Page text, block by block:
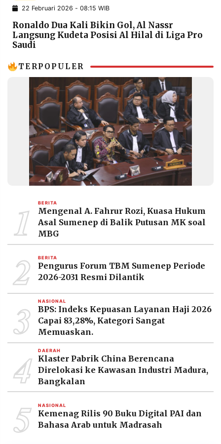
INFORMASI
IKLAN
KIRIM
PENGADUAN TERM
OF
IKUTI
PRAMUDITA
Resolusi.co
-
2026
PT.
RESOLUSI
PRAMUDITA
22 Februari 2026 - 08:15 WIB
Ronaldo Dua Kali Bikin Gol, Al Nassr
Langsung Kudeta Posisi Al Hilal di Liga Pro
Saudi
TERPOPULER
1 BERITA
Mengenal A. Fahrur Rozi, Kuasa Hukum
Asal Sumenep di Balik Putusan MK soal
MBG
2 BERITA
Pengurus Forum TBM Sumenep Periode
2026-2031 Resmi Dilantik
3 NASIONAL
BPS: Indeks Kepuasan Layanan Haji 2026
Capai 83,28%, Kategori Sangat
Memuaskan.
4 DAERAH
Klaster Pabrik China Berencana
Direlokasi ke Kawasan Industri Madura,
Bangkalan
5 NASIONAL
Kemenag Rilis 90 Buku Digital PAI dan
Bahasa Arab untuk Madrasah